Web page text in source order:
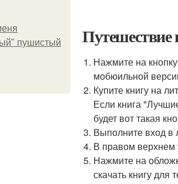
пушистый
Путешествие
Нажмите на
мобюильной
Купите книгу на
Если книга
будет вот такая
Выполните вход в
В правом верхнем
Нажмите на
скачать книгу